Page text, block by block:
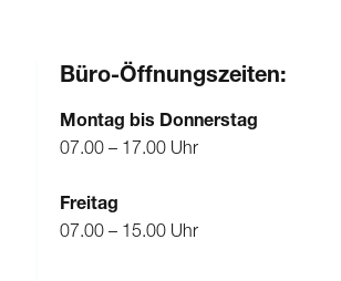
Büro-Öffnungszeiten:
Montag bis Donnerstag
07.00 – 17.00 Uhr
Freitag
07.00 – 15.00 Uhr